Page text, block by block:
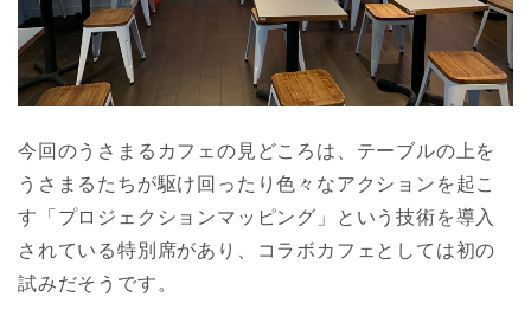
今回のうさまるカフェの見どころは、テーブルの上を
うさまるたちが駆け回ったり色々なアクションを起こ
す「プロジェクションマッピング」という技術を導入
されている特別席があり、コラボカフェとしては初の
試みだそうです。